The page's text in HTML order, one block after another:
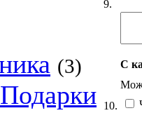
(3)
9.
10.
С